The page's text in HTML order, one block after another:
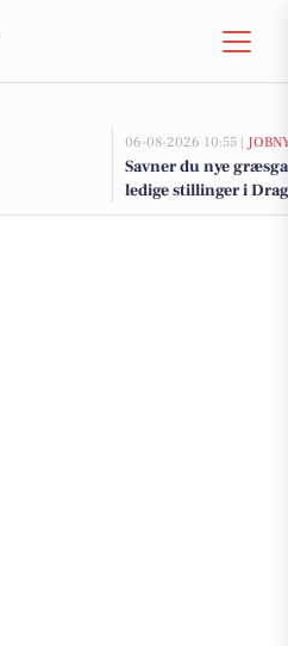
06-08-2026 10:55 |
Savner du nye
ledige stillinger i
og hygge i Restaurant Beghuset